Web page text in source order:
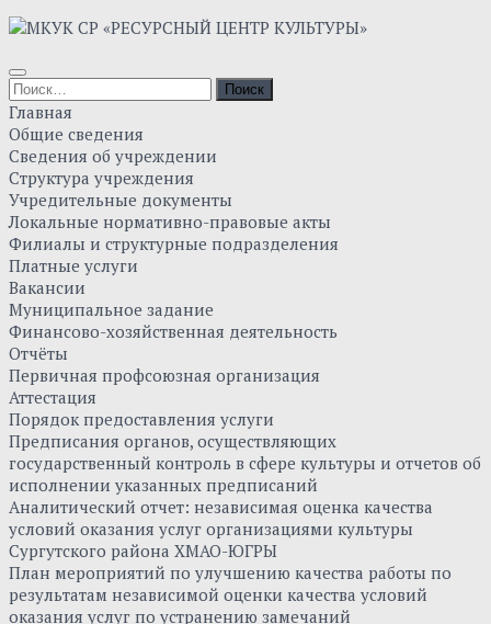
Skip
content
Найти:
Главная
Общие сведения
Сведения об учреждении
Структура учреждения
Учредительные документы
Локальные нормативно-правовые акты
Филиалы и структурные подразделения
Платные услуги
Вакансии
Муниципальное задание
Финансово-хозяйственная деятельность
Отчёты
Первичная профсоюзная организация
Аттестация
Порядок предоставления услуги
Предписания органов, осуществляющих
государственный контроль в сфере культуры и отчетов об
исполнении указанных предписаний
Аналитический отчет: независимая оценка качества
условий оказания услуг организациями культуры
Сургутского района ХМАО-ЮГРЫ
План мероприятий по улучшению качества работы по
результатам независимой оценки качества условий
оказания услуг по устранению замечаний